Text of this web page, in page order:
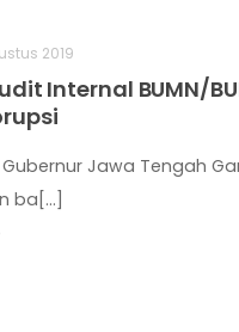
2019
Internal BUMN/
Gubernur Jawa Tengah
ba[...]